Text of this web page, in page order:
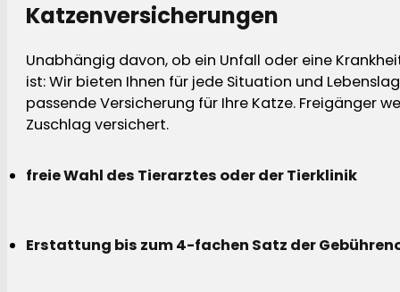
Katzenversicherungen
Unabhängig davon, ob ein Unfall oder eine
ist: Wir bieten Ihnen für jede Situation und
passende Versicherung für Ihre Katze. Freigänger
Zuschlag versichert.
freie Wahl des Tierarztes oder der Tierklinik
Erstattung bis zum 4-fachen Satz der